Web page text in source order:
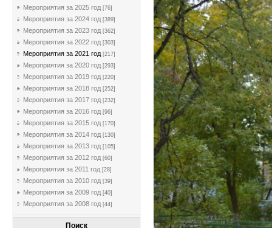
Мероприятия за 2025 год [76]
Мероприятия за 2024 год [389]
Мероприятия за 2023 год [362]
Мероприятия за 2022 год [303]
Мероприятия за 2021 год [217]
Мероприятия за 2020 год [293]
Мероприятия за 2019 год [220]
Мероприятия за 2018 год [252]
Мероприятия за 2017 год [232]
Мероприятия за 2016 год [96]
Мероприятия за 2015 год [170]
Мероприятия за 2014 год [130]
Мероприятия за 2013 год [105]
Мероприятия за 2012 год [60]
Мероприятия за 2011 год [28]
Мероприятия за 2010 год [39]
Мероприятия за 2009 год [40]
Мероприятия за 2008 год [44]
Поиск